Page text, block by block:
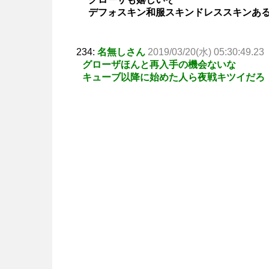
デフォスキン和服スキンドレススキンあ
234: 名無しさん 2019/03/20(水) 05:30:49.23
グローザほんと再入手の機会ないな
キューブ以降に始めた人ら夜戦キツイだろ